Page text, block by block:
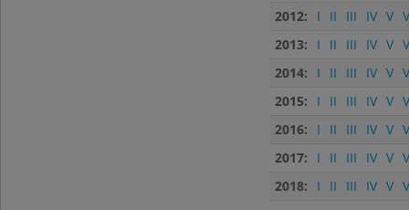
2012:
I II III IV V
2013:
I II III IV V
2014:
I II III IV V
2015:
I II III IV V
2016:
I II III IV V
2017:
I II III IV V
2018:
I II III IV V